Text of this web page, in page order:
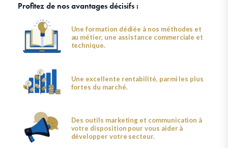
Profitez de nos avantages décisifs :
Une formation dédiée à nos méthodes et
au métier, une assistance commerciale et
technique.
Une excellente rentabilité, parmi les plus
fortes du marché.
Des outils marketing et communication à
votre disposition pour vous aider à
développer votre secteur.